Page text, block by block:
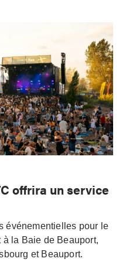
offrira un service
événementielles pour le
la Baie de Beauport,
et Beauport.